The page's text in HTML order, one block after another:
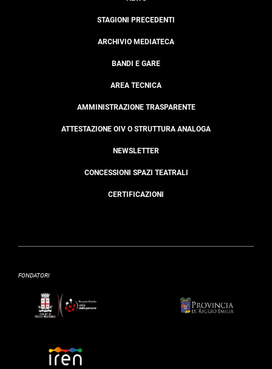
STAGIONI PRECEDENTI
ARCHIVIO MEDIATECA
BANDI E GARE
AREA TECNICA
AMMINISTRAZIONE TRASPARENTE
ATTESTAZIONE OIV O STRUTTURA ANALOGA
NEWSLETTER
CONCESSIONI SPAZI TEATRALI
CERTIFICAZIONI
FONDATORI